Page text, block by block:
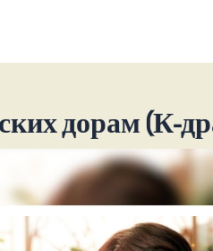
дорам (К-